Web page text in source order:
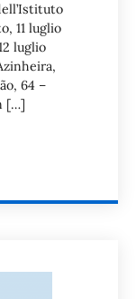
11 luglio
luglio
64 –
[…]